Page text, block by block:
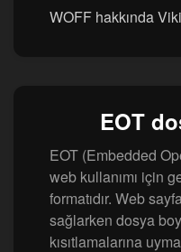
WOFF hakkında
EOT
EOT (Embedded
web kullanımı için
formatıdır. Web
sağlarken dosya
kısıtlamalarına